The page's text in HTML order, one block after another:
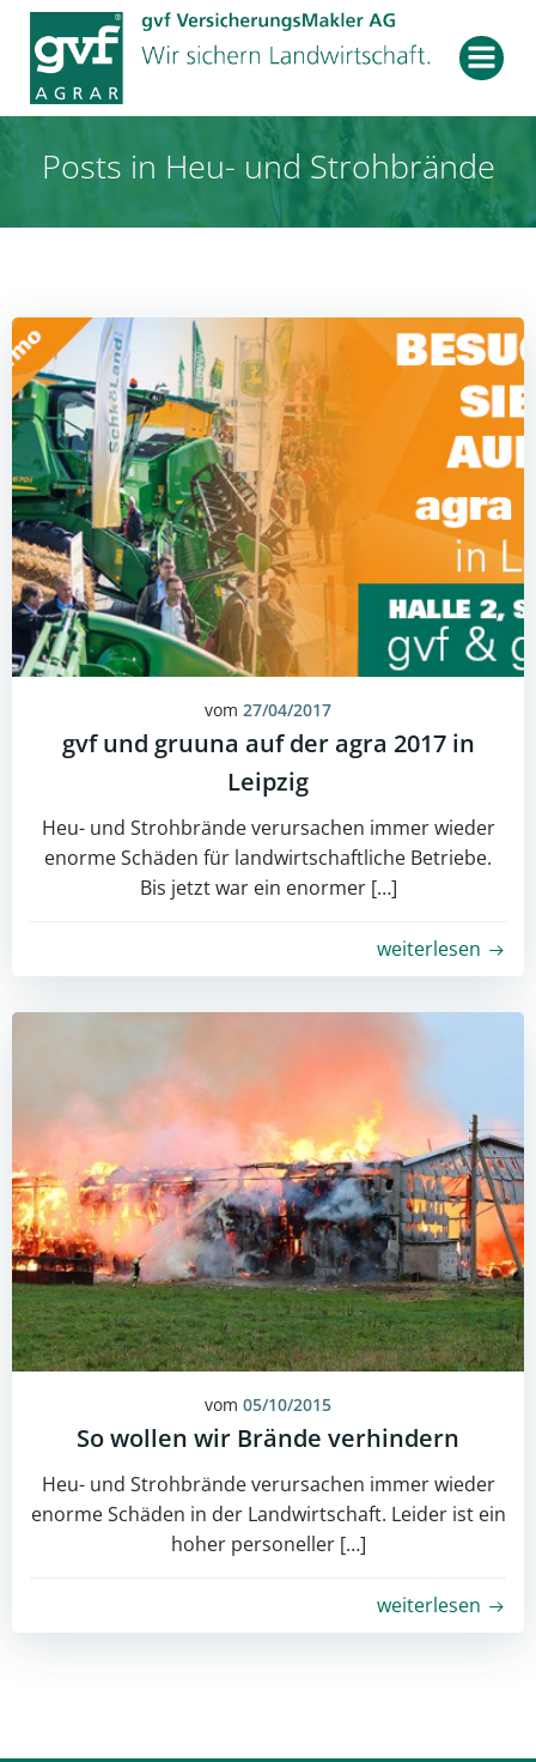
Zum
Inhalt
springen
Posts in Heu- und Strohbrände
vom 27/04/2017
gvf und gruuna auf der agra 2017 in
Leipzig
Heu- und Strohbrände verursachen immer wieder
enorme Schäden für landwirtschaftliche Betriebe.
Bis jetzt war ein enormer […]
weiterlesen
vom 05/10/2015
So wollen wir Brände verhindern
Heu- und Strohbrände verursachen immer wieder
enorme Schäden in der Landwirtschaft. Leider ist ein
hoher personeller […]
weiterlesen